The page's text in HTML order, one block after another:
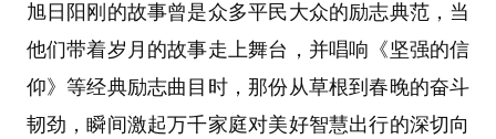
旭日阳刚的故事曾是众多平民大众的励志典范，当
他们带着岁月的故事走上舞台，并唱响《坚强的信
仰》等经典励志曲目时，那份从草根到春晚的奋斗
韧劲，瞬间激起万千家庭对美好智慧出行的深切向